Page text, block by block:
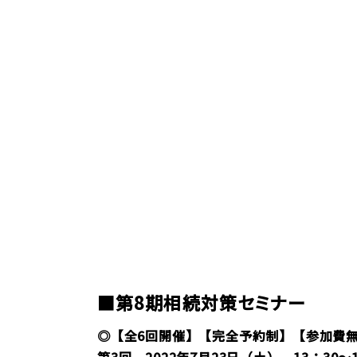
■第8期相続対策セミナー
◎【全6回開催】【完全予約制】【参加費